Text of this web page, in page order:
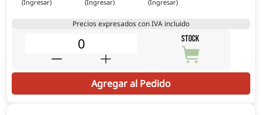
(Ingresar)
(Ingresar)
(Ingresar)
Precios expresados con IVA incluido
STOCK
Agregar al Pedido